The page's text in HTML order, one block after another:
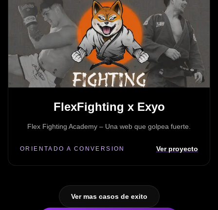
FlexFighting x Exyo
Flex Fighting Academy – Una web que golpea fuerte.
ORIENTADO A CONVERSION Ver proyecto
Ver mas casos de exito